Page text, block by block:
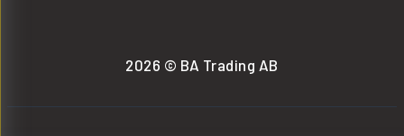
2026 © BA Trading AB